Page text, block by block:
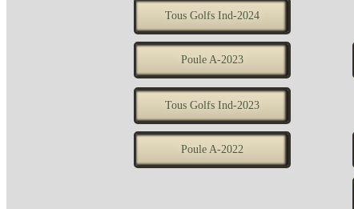
Tous Golfs Ind-2024
Poule A-2023
Tous Golfs Ind-2023
Poule A-2022